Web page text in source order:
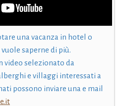
una vacanza in hotel o
saperne di più.
video selezionato da
e villaggi interessati a
possono inviare una e mail